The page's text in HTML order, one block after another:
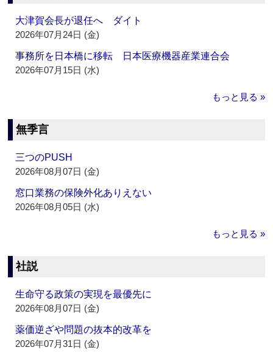
大津賀会長が退任へ ダイト
2026年07月24日 (金)
事務所を日本橋に移転 日本医療機器産業連合会
2026年07月15日 (水)
もっと見る »
無季言
三つのPUSH
2026年08月07日 (金)
窓口業務の保険外化ありえない
2026年08月05日 (水)
もっと見る »
社説
生命守る政策の実現を最優先に
2026年08月07日 (金)
薬価逆ざや問題の抜本的改革を
2026年07月31日 (金)